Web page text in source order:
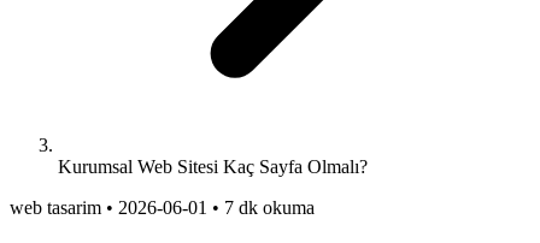
Kurumsal Web Sitesi Kaç Sayfa Olmalı?
web tasarim • 2026-06-01 • 7 dk okuma